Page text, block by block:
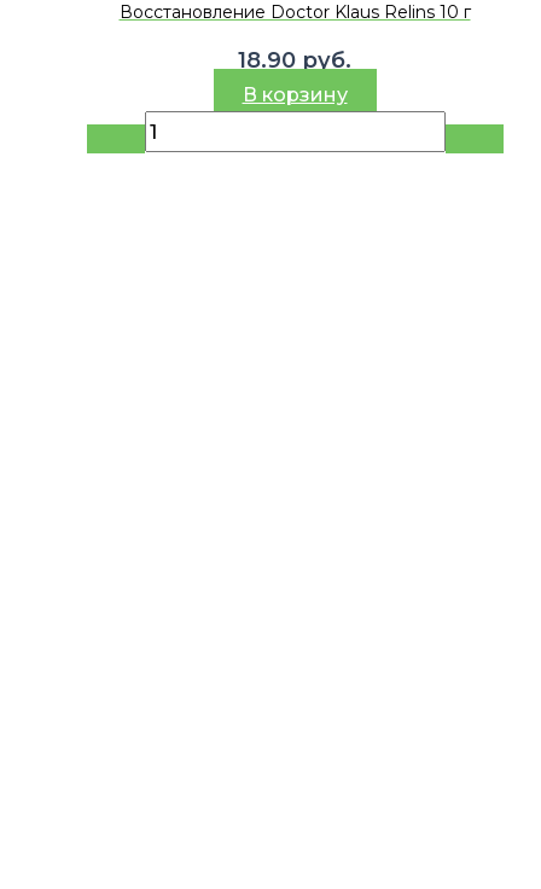
Восстановление Doctor Klaus Relins 10 г
18.90 руб.
В корзину